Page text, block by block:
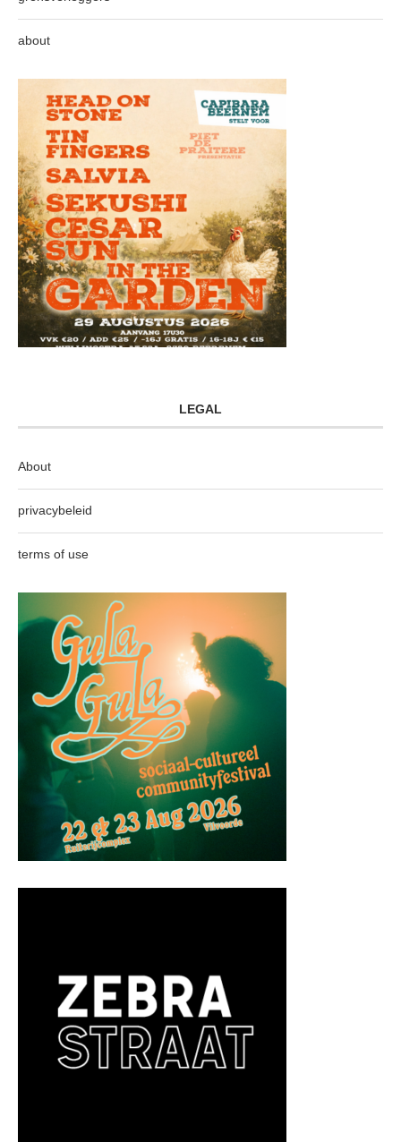
about
LEGAL
About
privacybeleid
terms of use